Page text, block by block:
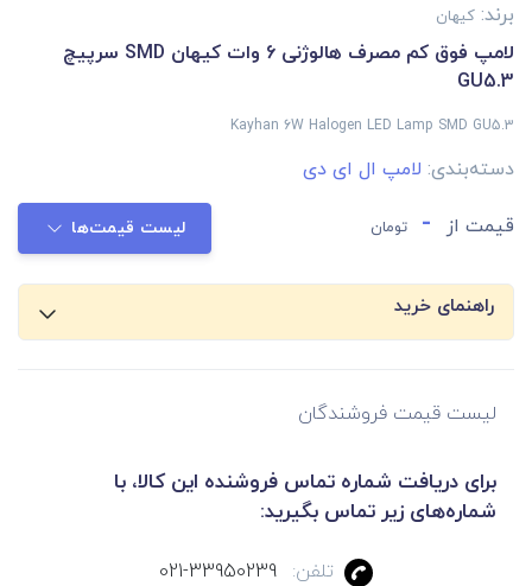
برند: کیهان
لامپ فوق کم مصرف هالوژنی 6 وات کیهان SMD سرپیچ
GU5.3
Kayhan 6W Halogen LED Lamp SMD GU5.3
دسته‌بندی: لامپ ال ای دی
قیمت از - تومان لیست قیمت‌ها
راهنمای خرید
لیست قیمت فروشندگان
برای دریافت شماره تماس فروشنده این کالا، با
شماره‌های زیر تماس بگیرید:
تلفن:
021-33950239